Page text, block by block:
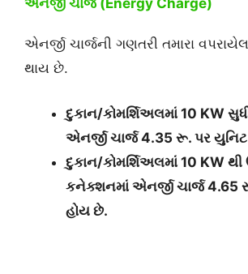
એનર્જી ચાર્જ (Energy Charge)
એનર્જી ચાર્જની ગણતરી તમારા
થાય છે.
દુકાન/કોમર્શિઅલમાં 10 KW
એનર્જી ચાર્જ 4.35 રૂ. પર
દુકાન/કોમર્શિઅલમાં 10 KW થી
કનેક્શનમાં એનર્જી ચાર્જ 4.65
હોય છે.